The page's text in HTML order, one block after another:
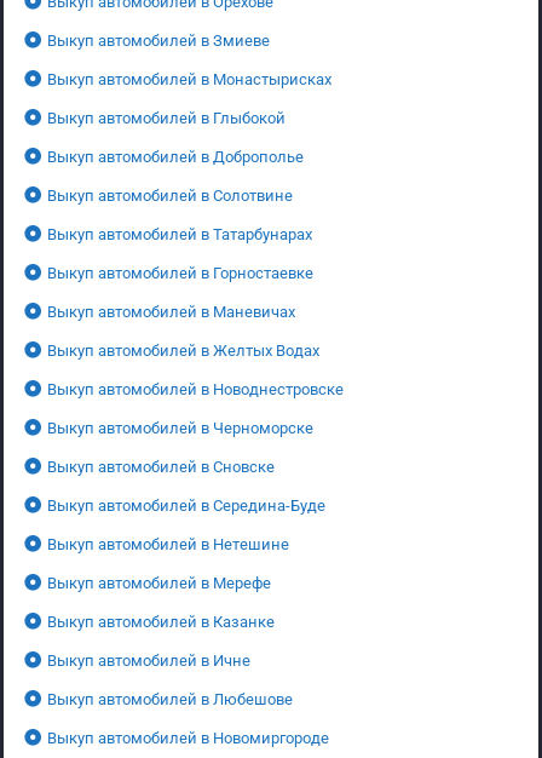
Выкуп автомобилей в Змиеве
Выкуп автомобилей в Монастырисках
Выкуп автомобилей в Глыбокой
Выкуп автомобилей в Доброполье
Выкуп автомобилей в Солотвине
Выкуп автомобилей в Татарбунарах
Выкуп автомобилей в Горностаевке
Выкуп автомобилей в Маневичах
Выкуп автомобилей в Желтых Водах
Выкуп автомобилей в Новоднестровске
Выкуп автомобилей в Черноморске
Выкуп автомобилей в Сновске
Выкуп автомобилей в Середина-Буде
Выкуп автомобилей в Нетешине
Выкуп автомобилей в Мерефе
Выкуп автомобилей в Казанке
Выкуп автомобилей в Ичне
Выкуп автомобилей в Любешове
Выкуп автомобилей в Новомиргороде